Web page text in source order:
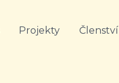
Projekty Členství